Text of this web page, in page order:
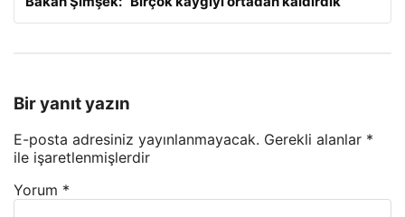
Bir yanıt yazın
E-posta adresiniz yayınlanmayacak. Gerekli alanlar *
ile işaretlenmişlerdir
Yorum *